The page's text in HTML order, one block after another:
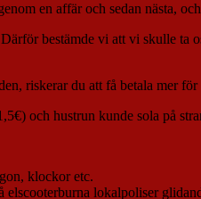
en affär och sedan nästa,
bestämde vi att vi skulle
riskerar du att få betala mer
och hustrun kunde sola på
klockor etc.
lokalpoliser